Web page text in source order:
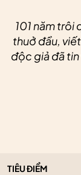
101 năm trôi
thuở đầu,
độc giả đã
TIÊU ĐIỂM